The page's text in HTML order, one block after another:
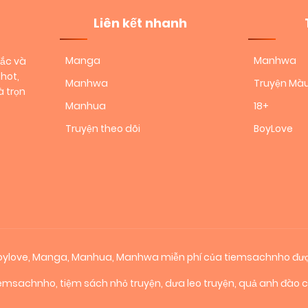
và
trọn
Liên kết nhanh
Manga
Manhwa
Manhua
Truyện theo dõi
Manhwa
Truyện
18+
BoyLove
Manga, Manhua, Manhwa miễn phí của tiemsachnho
, tiệm sách nhỏ truyện, dưa leo truyện, quả anh đào